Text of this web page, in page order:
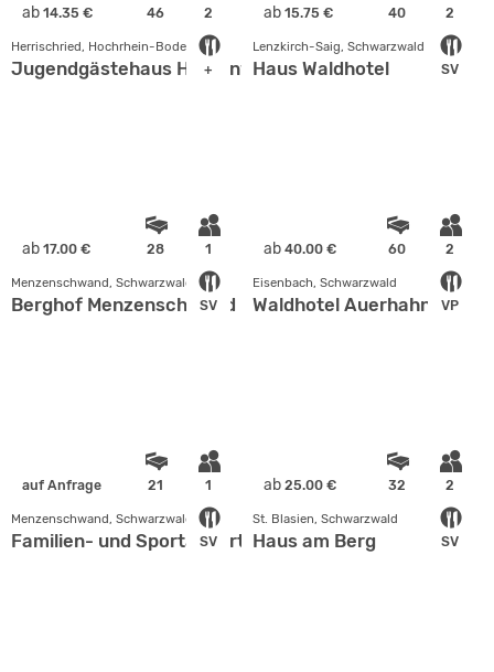
ab 14.35 € 46 2
+
Herrischried, Hochrhein-Bodensee
Jugendgästehaus Hotzenwald
ab 15.75 € 40 2
SV
Lenzkirch-Saig, Schwarzwald
Haus Waldhotel
ab 17.00 € 28 1
SV
Menzenschwand, Schwarzwald
Berghof Menzenschwand
ab 40.00 € 60 2
VP
Eisenbach, Schwarzwald
Waldhotel Auerhahn
auf Anfrage 21 1
SV
Menzenschwand, Schwarzwald
Familien- und Sportappartements Wetzel
ab 25.00 € 32 2
SV
St. Blasien, Schwarzwald
Haus am Berg